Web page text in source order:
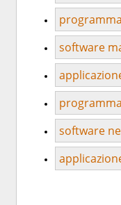
software
software